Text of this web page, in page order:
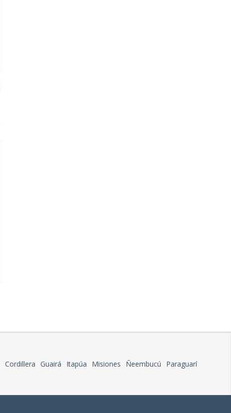
Cordillera Guairá Itapúa Misiones Ñeembucú
Paraguarí